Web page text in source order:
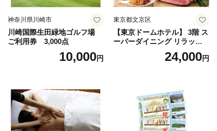
神奈川県川崎市
川崎国際生田緑地ゴルフ場
ご利用券 3,000点
10,000円
東京都文京区
【東京ドームホテル】 3階 ス
ーパーダイニング リラッサ
ランチブッフェ お食事券 大
人1名様分 関東 東京 ご利用
24,000円